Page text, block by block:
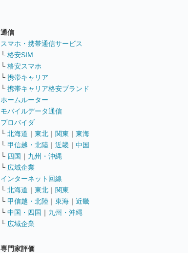
通信
スマホ・携帯通信サービス
└ 格安SIM
└ 格安スマホ
└ 携帯キャリア
└ 携帯キャリア格安ブランド
ホームルーター
モバイルデータ通信
プロバイダ
└ 北海道 ｜ 東北 ｜ 関東 ｜ 東海
└ 甲信越・北陸 ｜ 近畿 ｜ 中国
└ 四国 ｜ 九州・沖縄
└ 広域企業
インターネット回線
└ 北海道 ｜ 東北 ｜ 関東
└ 甲信越・北陸 ｜ 東海 ｜ 近畿
└ 中国・四国 ｜ 九州・沖縄
└ 広域企業
専門家評価